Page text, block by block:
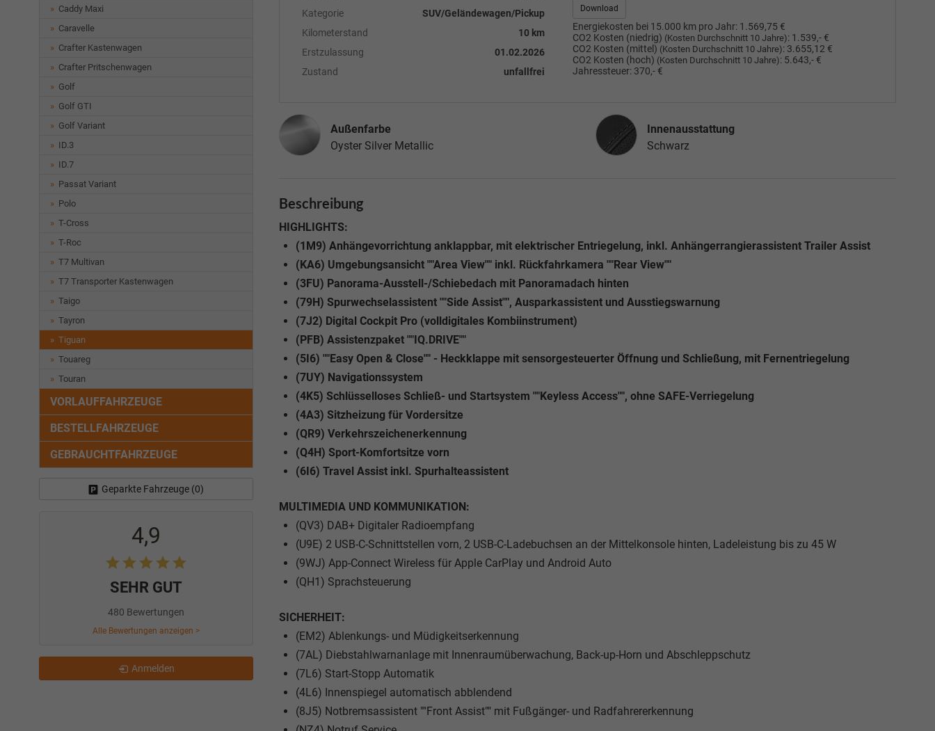
Kategorie
SUV/Geländewagen/Pickup
Kilometerstand
10 km
Erstzulassung
01.02.2026
Zustand
unfallfrei
Download
Energiekosten bei 15.000 km pro Jahr: 1.569,75 €
CO2 Kosten (niedrig) (Kosten Durchschnitt 10 Jahre): 1.539,- €
CO2 Kosten (mittel) (Kosten Durchschnitt 10 Jahre): 3.655,12 €
CO2 Kosten (hoch) (Kosten Durchschnitt 10 Jahre): 5.643,- €
Jahressteuer: 370,- €
Außenfarbe
Oyster Silver Metallic
Innenausstattung
Innenausstattung
Schwarz
Beschreibung
HIGHLIGHTS:
(1M9) Anhängevorrichtung anklappbar, mit elektrischer Entriegelung, inkl. Anhängerrangierassistent Trailer Assist
(KA6) Umgebungsansicht ""Area View"" inkl. Rückfahrkamera ""Rear View""
(3FU) Panorama-Ausstell-/Schiebedach mit Panoramadach hinten
(79H) Spurwechselassistent ""Side Assist"", Ausparkassistent und Ausstiegswarnung
(7J2) Digital Cockpit Pro (volldigitales Kombiinstrument)
(PFB) Assistenzpaket ""IQ.DRIVE""
(5I6) ""Easy Open & Close"" - Heckklappe mit sensorgesteuerter Öffnung und Schließung, mit Fernentriegelung
(7UY) Navigationssystem
(4K5) Schlüsselloses Schließ- und Startsystem ""Keyless Access"", ohne SAFE-Verriegelung
(4A3) Sitzheizung für Vordersitze
(QR9) Verkehrszeichenerkennung
(Q4H) Sport-Komfortsitze vorn
(6I6) Travel Assist inkl. Spurhalteassistent
MULTIMEDIA UND KOMMUNIKATION:
(QV3) DAB+ Digitaler Radioempfang
(U9E) 2 USB-C-Schnittstellen vorn, 2 USB-C-Ladebuchsen an der Mittelkonsole hinten, Ladeleistung bis zu 45 W
(9WJ) App-Connect Wireless für Apple CarPlay und Android Auto
(QH1) Sprachsteuerung
SICHERHEIT:
(EM2) Ablenkungs- und Müdigkeitserkennung
(7AL) Diebstahlwarnanlage mit Innenraumüberwachung, Back-up-Horn und Abschleppschutz
(7L6) Start-Stopp Automatik
(4L6) Innenspiegel automatisch abblendend
(8J5) Notbremsassistent ""Front Assist"" mit Fußgänger- und Radfahrererkennung
Caddy Maxi
Caravelle
Crafter Kastenwagen
Crafter Pritschenwagen
Golf
Golf GTI
Golf Variant
ID.3
ID.7
Passat Variant
Polo
T-Cross
T-Roc
T7 Multivan
T7 Transporter Kastenwagen
Taigo
Tayron
Tiguan
Touareg
Touran
VORLAUFFAHRZEUGE
BESTELLFAHRZEUGE
GEBRAUCHTFAHRZEUGE
Geparkte Fahrzeuge (0)
4,9
SEHR GUT
480 Bewertungen
Alle Bewertungen anzeigen >
Anmelden